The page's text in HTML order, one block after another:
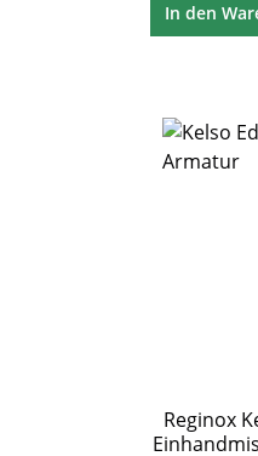
In den
Reginox